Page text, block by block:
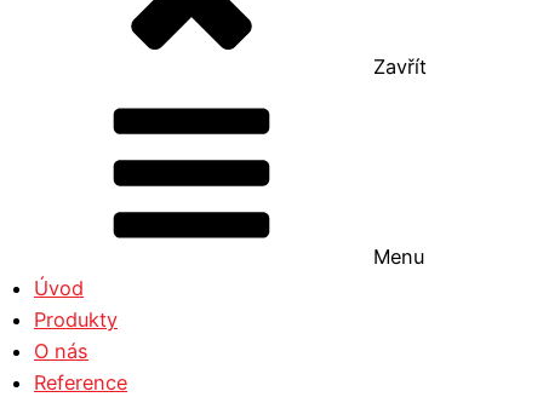
Zavřít
Menu
Úvod
Produkty
O nás
Reference